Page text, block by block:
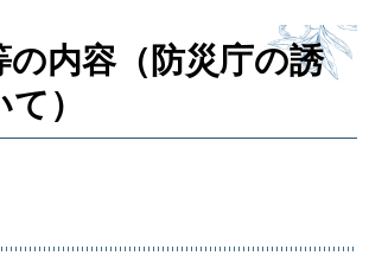
の内容（防災庁の誘
）